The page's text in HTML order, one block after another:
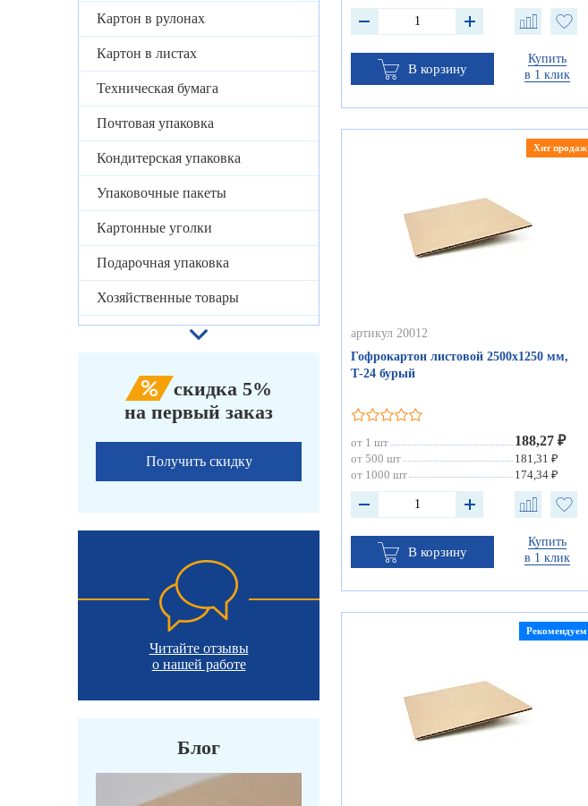
Картон в рулонах
Картон в листах
Техническая бумага
Почтовая упаковка
Кондитерская упаковка
Упаковочные пакеты
Картонные уголки
Подарочная упаковка
Хозяйственные товары
скидка 5%
на первый заказ
Получить скидку
Читайте отзывы
о нашей работе
Блог
В корзину
Купить
в 1 клик
Хит продаж
артикул 20012
Гофрокартон листовой 2500х1250 мм,
Т-24 бурый
от 1 шт 188,27 ₽
от 500 шт
181,31 ₽
от 1000 шт
174,34 ₽
В корзину
Купить
в 1 клик
Рекомендуем